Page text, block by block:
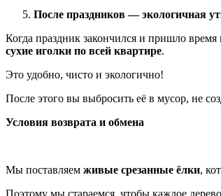
После праздников — экологичная
Когда праздник закончился и пришло время
сухие иголки по всей квартире.
Это удобно, чисто и экологично!
После этого вы выбросить её в мусор, не
Условия возврата и обмена
Мы поставляем живые срезанные ёлки,